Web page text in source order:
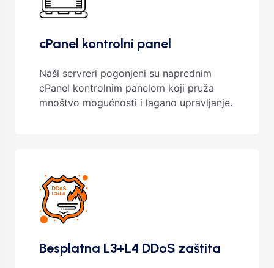
cPanel kontrolni panel
Naši servreri pogonjeni su naprednim
cPanel kontrolnim panelom koji pruža
mnoštvo mogućnosti i lagano upravljanje.
Besplatna L3+L4 DDoS zaštita